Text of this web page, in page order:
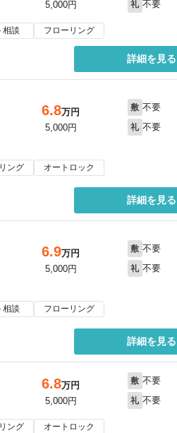
5,000円
礼 不要
相談 フローリング
詳細を見る
6.8万円
5,000円
敷 不要
礼 不要
ング オートロック
詳細を見る
6.9万円
5,000円
敷 不要
礼 不要
相談 フローリング
詳細を見る
6.8万円
5,000円
敷 不要
礼 不要
ング オートロック